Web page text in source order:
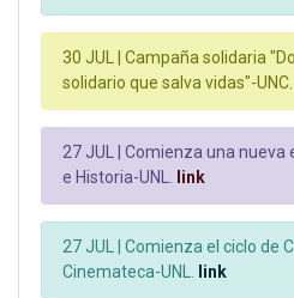
30 JUL | Campaña solidaria
solidario que salva vidas"-UNC.
27 JUL | Comienza una nueva
e Historia-UNL. link
27 JUL | Comienza el ciclo de
Cinemateca-UNL. link